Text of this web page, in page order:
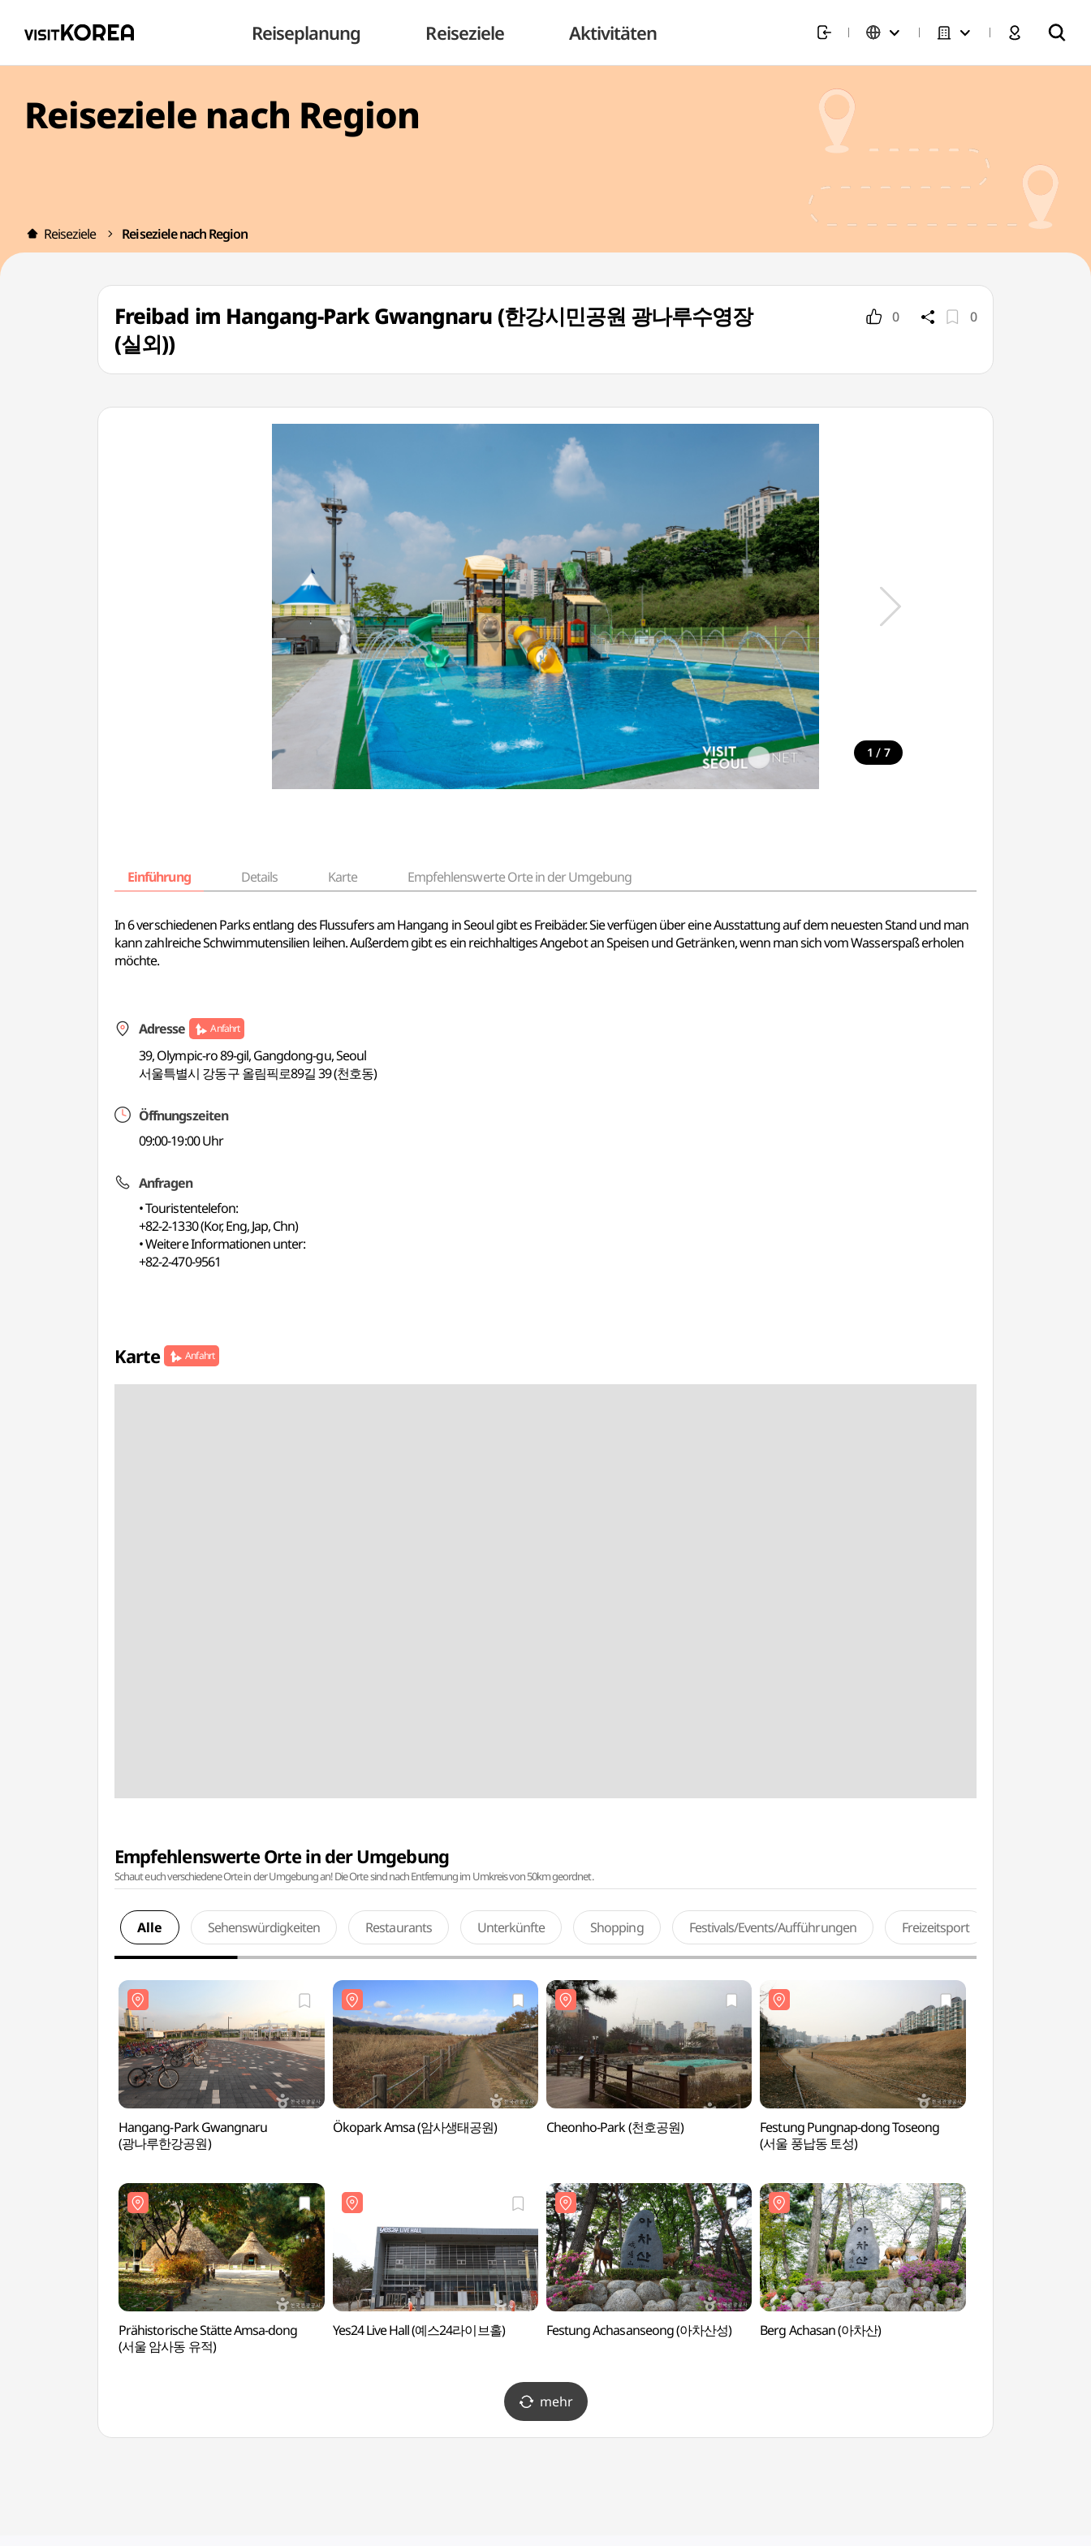
Reiseplanung Reiseziele Aktivitäten
Reiseziele nach Region
Reiseziele Reiseziele nach Region
Freibad im Hangang-Park Gwangnaru (한강시민공원 광나루수영장
(실외))
0 0
1 / 7
Einführung Details Karte Empfehlenswerte Orte in der Umgebung
In 6 verschiedenen Parks entlang des Flussufers am Hangang in Seoul gibt es Freibäder. Sie verfügen über eine Ausstattung auf dem neuesten Stand und man
kann zahlreiche Schwimmutensilien leihen. Außerdem gibt es ein reichhaltiges Angebot an Speisen und Getränken, wenn man sich vom Wasserspaß erholen
möchte.
Adresse Anfahrt
39, Olympic-ro 89-gil, Gangdong-gu, Seoul
서울특별시 강동구 올림픽로89길 39 (천호동)
Öffnungszeiten
09:00-19:00 Uhr
Anfragen
• Touristentelefon:
+82-2-1330 (Kor, Eng, Jap, Chn)
• Weitere Informationen unter:
+82-2-470-9561
Karte Anfahrt
Empfehlenswerte Orte in der Umgebung
Schaut euch verschiedene Orte in der Umgebung an! Die Orte sind nach Entfernung im Umkreis von 50km geordnet.
Alle Sehenswürdigkeiten Restaurants Unterkünfte Shopping Festivals/Events/Aufführungen Freizeitsport
Hangang-Park Gwangnaru
(광나루한강공원)
Ökopark Amsa (암사생태공원) Cheonho-Park (천호공원)
Festung Pungnap-dong Toseong
(서울 풍납동 토성)
Prähistorische Stätte Amsa-dong
(서울 암사동 유적)
Yes24 Live Hall (예스24라이브홀) Festung Achasanseong (아차산성) Berg Achasan (아차산)
mehr